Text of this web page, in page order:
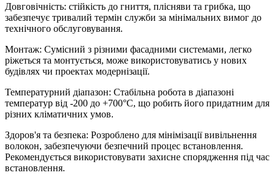
Довговічність: стійкість до гниття, плісняви та грибка, що
забезпечує тривалий термін служби за мінімальних вимог до
технічного обслуговування.
Монтаж: Сумісний з різними фасадними системами, легко
ріжеться та монтується, може використовуватись у нових
будівлях чи проектах модернізації.
Температурний діапазон: Стабільна робота в діапазоні
температур від -200 до +700°C, що робить його придатним для
різних кліматичних умов.
Здоров'я та безпека: Розроблено для мінімізації вивільнення
волокон, забезпечуючи безпечний процес встановлення.
Рекомендується використовувати захисне спорядження під час
встановлення.